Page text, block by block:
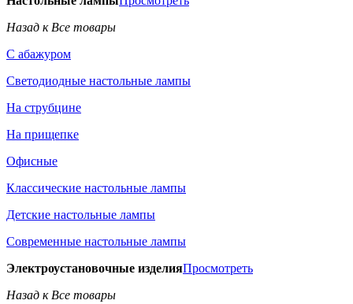
Назад к Все товары
С абажуром
Светодиодные настольные лампы
На струбцине
На прищепке
Офисные
Классические настольные лампы
Детские настольные лампы
Современные настольные лампы
Электроустановочные изделияПросмотреть
Назад к Все товары